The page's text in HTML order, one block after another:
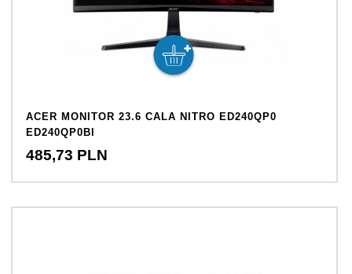
ACER MONITOR 23.6 CALA NITRO ED240QP0
ED240QP0BI
485,73 PLN